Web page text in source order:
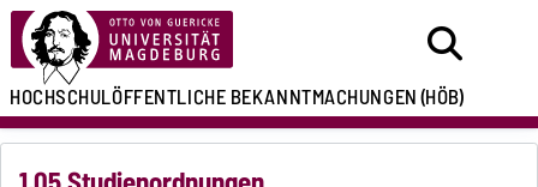
HOCHSCHULÖFFENTLICHEBEKANNTMACHUNGEN(HÖB)